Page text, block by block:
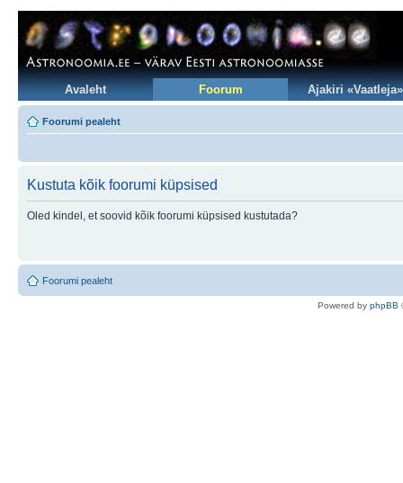
Avaleht Foorum Ajakiri «Vaatleja»
Foorumi pealeht
Kustuta kõik foorumi küpsised
Oled kindel, et soovid kõik foorumi küpsised kustutada?
Foorumi pealeht
Powered by phpBB